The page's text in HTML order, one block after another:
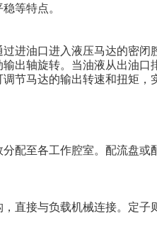
等特点。
油口进入液压马达的密闭
出轴旋转。当油液从出油口
节马达的输出转速和扭矩，
至各工作腔室。配流盘或
接与负载机械连接。定子